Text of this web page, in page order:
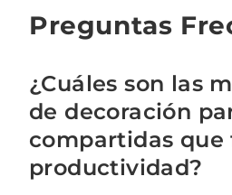
Preguntas
¿Cuáles son las
de decoración
compartidas que
productividad?